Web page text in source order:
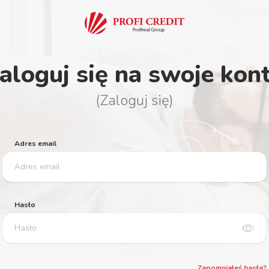
się na swoje
(Zaloguj się)
Adres email
Hasło
show_password